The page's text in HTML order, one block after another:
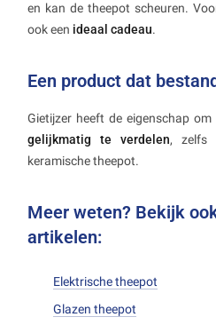
en kan de theepot scheuren.
ook een ideaal cadeau.
Een product dat
Gietijzer heeft de eigenschap om
gelijkmatig te verdelen, zelfs
keramische theepot.
Meer weten? Bekijk
artikelen:
Elektrische theepot
Glazen theepot